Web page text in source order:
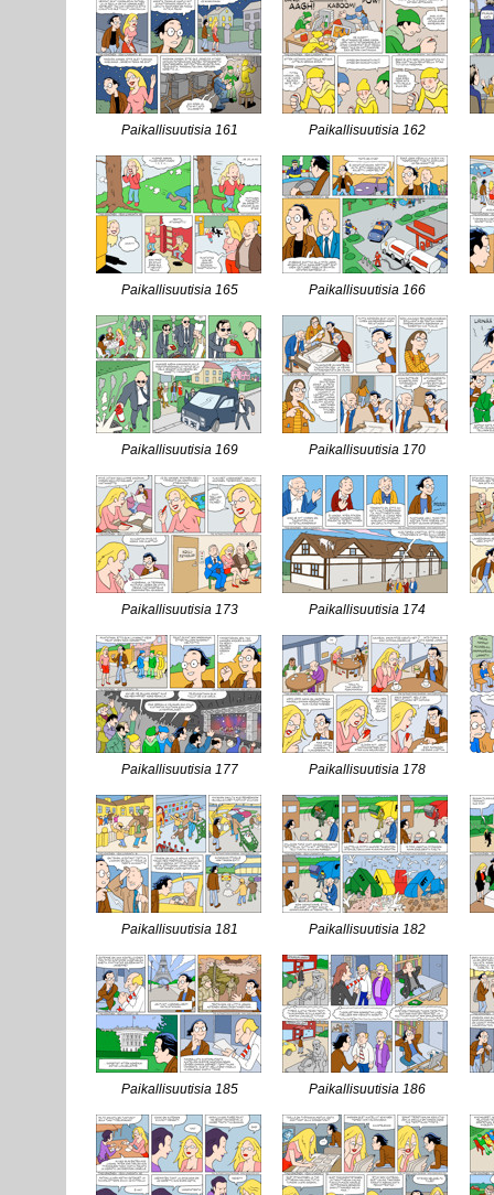
Paikallisuutisia 161 Paikallisuutisia 162
Paikallisuutisia 165 Paikallisuutisia 166
Paikallisuutisia 169 Paikallisuutisia 170
Paikallisuutisia 173 Paikallisuutisia 174
Paikallisuutisia 177 Paikallisuutisia 178
Paikallisuutisia 181 Paikallisuutisia 182
Paikallisuutisia 185 Paikallisuutisia 186